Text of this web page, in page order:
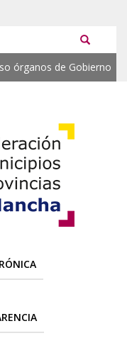
órganos de Gobierno